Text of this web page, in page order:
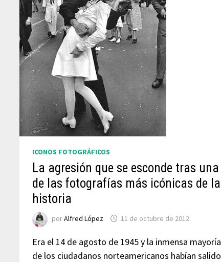
ICONOS FOTOGRÁFICOS
La agresión que se esconde tras una
de las fotografías más icónicas de la
historia
porAlfred López 11 de octubre de 2012
Era el 14 de agosto de 1945 y la inmensa mayoría
de los ciudadanos norteamericanos habían salido